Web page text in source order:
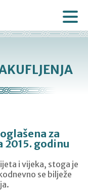
za
godinu
i vijeka, stoga je
se bilježe